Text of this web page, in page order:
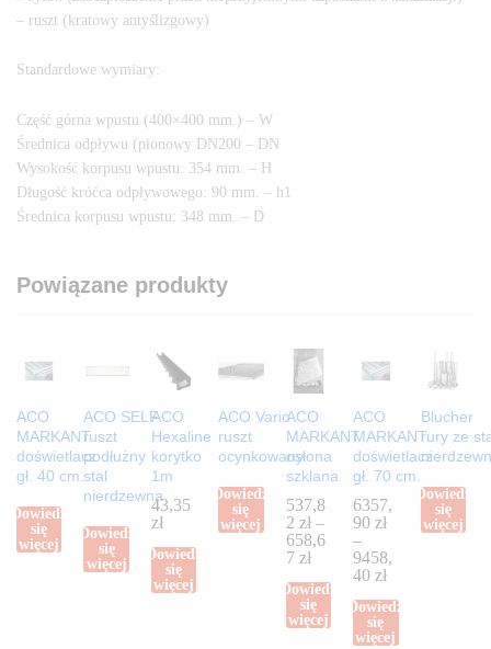
– ruszt (kratowy antyślizgowy)
Standardowe wymiary:
Część górna wpustu (400×400 mm.) – W
Średnica odpływu (pionowy DN200 – DN
Wysokość korpusu wpustu: 354 mm. – H
Długość króćca odpływowego: 90 mm. – h1
Średnica korpusu wpustu: 348 mm. – D
Powiązane produkty
ACO
MARKANT
doświetlacz
gł. 40 cm.
Dowiedz
się
więcej
ACO SELF
ruszt
podłużny
stal
nierdzewna
Dowiedz
się
więcej
ACO
Hexaline
korytko
1m
43,35
zł
Dowiedz
się
więcej
ACO Vario
ruszt
ocynkowany
Dowiedz
się
więcej
ACO
MARKANT
osłona
szklana
537,8
2 zł –
658,6
7 zł
Dowiedz
się
więcej
ACO
MARKANT
doświetlacz
gł. 70 cm.
6357,
90 zł
–
9458,
40 zł
Dowiedz
się
więcej
Blucher
rury ze
Dowiedz
się
więcej